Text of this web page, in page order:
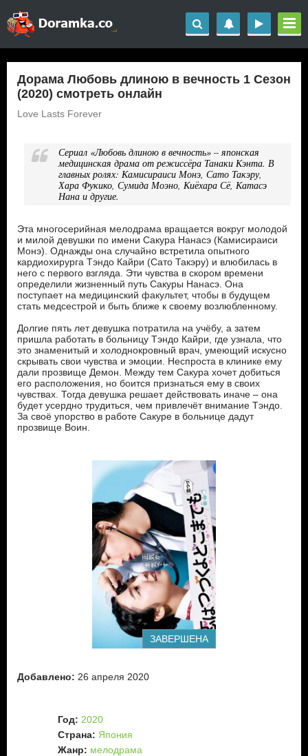
Дорама Любовь длиною в вечность 1 Сезон
(2020) смотреть онлайн
Love Lasts Forever
Сериал «Любовь длиною в вечность» – японская
медицинская драма от режиссёра Танаки Кэнта. В
главных ролях: Камисираиси Монэ, Сато Такэру,
Хара Фукико, Сумида Моэно, Киёхара Сё, Катасэ
Нана и другие.
Эта многосерийная мелодрама вращается вокруг молодой
и милой девушки по имени Сакура Нанасэ (Камисираиси
Монэ). Однажды она случайно встретила опытного
кардиохирурга Тэндо Кайри (Сато Такэру) и влюбилась в
него с первого взгляда. Эти чувства в скором времени
определили жизненный путь Сакуры Нанасэ. Она
поступает на медицинский факультет, чтобы в будущем
стать медсестрой и быть ближе к своему возлюбленному.
Долгие пять лет девушка потратила на учёбу, а затем
пришла работать в больницу Тэндо Кайри, где узнала, что
это знаменитый и холоднокровный врач, умеющий искусно
скрывать свои чувства и эмоции. Неспроста в клинике ему
дали прозвище Демон. Между тем Сакура хочет добиться
его расположения, но боится признаться ему в своих
чувствах. Тогда девушка решает действовать иначе – она
будет усердно трудиться, чем привлечёт внимание Тэндо.
За своё упорство в работе Сакуре в больнице дадут
прозвище Воин.
ЗАВЕРШЕНА
Добавлено: 26 апреля 2020
Год: 2020
Страна: Япония
Жанр: мелодрама